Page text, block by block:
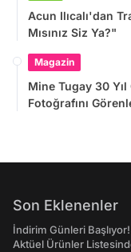
Acun Ilıcalı'dan
Mısınız Siz Ya?"
Magazin
Mine Tugay 30 Yıl
Fotoğrafını
Son Eklenenler
İndirim Günleri
Aktüel Ürünler